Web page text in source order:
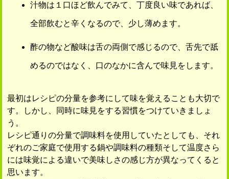
汁物は１口ほど飲んでみて、丁度良い味であれば、
全部飲むと辛くなるので、少し薄めます。
酢の物など酸味は舌の両側で感じるので、舌先で舐
めるのではなく、口のなかに含んで味見をします。
最初はレシピの分量を参考にして味を覚えることも大切で
す。しかし、同時に味見をする習慣をつけていきましょ
う。
レシピ通りの分量で調味料を使用していたとしても、それ
ぞれのご家庭で使用する鍋や調味料の種類そして温度さら
には味覚による違いで美味しさの感じ方が異なってくると
思います。